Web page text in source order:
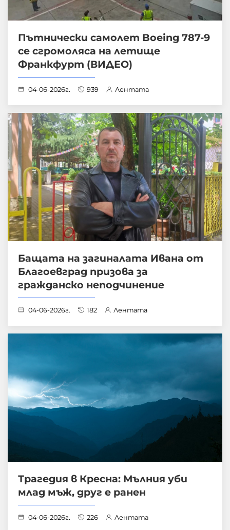
Пътнически самолет Boeing 787-9
се сгромоляса на летище
Франкфурт (ВИДЕО)
04-06-2026г. 939 Лентата
Бащата на загиналата Ивана от
Благоевград призова за
гражданско неподчинение
04-06-2026г. 182 Лентата
Трагедия в Кресна: Мълния уби
млад мъж, друг е ранен
04-06-2026г. 226 Лентата